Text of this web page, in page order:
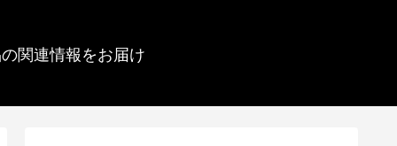
関連情報をお届け